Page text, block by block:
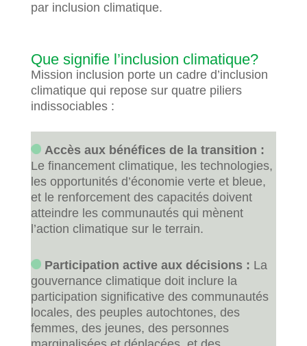
par inclusion climatique.
Que signifie l’inclusion climatique?
Mission inclusion porte un cadre d’inclusion
climatique qui repose sur quatre piliers
indissociables :
Accès aux bénéfices de la transition :
Le financement climatique, les technologies,
les opportunités d’économie verte et bleue,
et le renforcement des capacités doivent
atteindre les communautés qui mènent
l’action climatique sur le terrain.
Participation active aux décisions : La
gouvernance climatique doit inclure la
participation significative des communautés
locales, des peuples autochtones, des
femmes, des jeunes, des personnes